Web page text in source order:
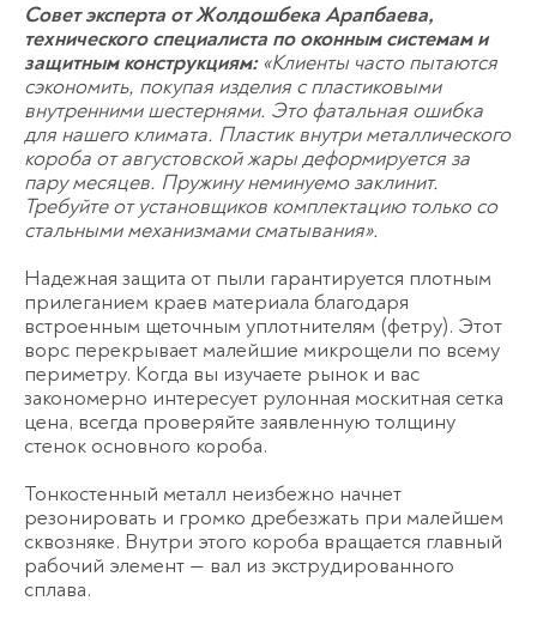
Совет эксперта от Жолдошбека Арапбаева,
технического специалиста по оконным системам и
защитным конструкциям:«Клиенты часто пытаются
сэкономить, покупая изделия с пластиковыми
внутренними шестернями. Это фатальная ошибка
для нашего климата. Пластик внутри металлического
короба от августовской жары деформируется за
пару месяцев. Пружину неминуемо заклинит.
Требуйте от установщиков комплектацию только со
стальными механизмами сматывания».
Надежная защита от пыли гарантируется плотным
прилеганием краев материала благодаря
встроенным щеточным уплотнителям (фетру). Этот
ворс перекрывает малейшие микрощели по всему
периметру. Когда вы изучаете рынок и вас
закономерно интересует рулонная москитная сетка
цена, всегда проверяйте заявленную толщину
стенок основного короба.
Тонкостенный металл неизбежно начнет
резонировать и громко дребезжать при малейшем
сквозняке. Внутри этого короба вращается главный
рабочий элемент — вал из экструдированного
сплава.